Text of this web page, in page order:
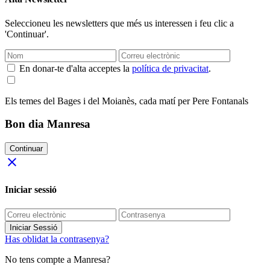
Seleccioneu les newsletters que més us interessen i feu clic a
'Continuar'.
En donar-te d'alta acceptes la política de privacitat.
Els temes del Bages i del Moianès, cada matí per Pere Fontanals
Bon dia Manresa
Continuar
close
Iniciar sessió
Iniciar Sessió
Has oblidat la contrasenya?
No tens compte a Manresa?